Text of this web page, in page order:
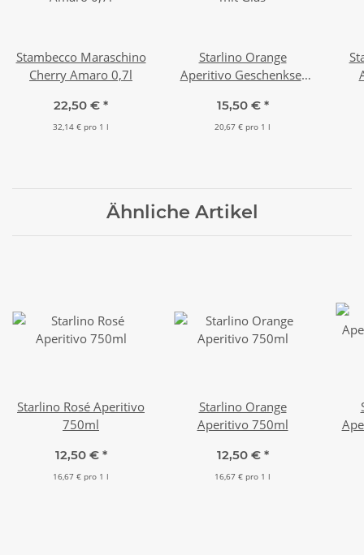
Stambecco Maraschino
Cherry Amaro 0,7l
22,50 € *
32,14 € pro 1 l
Starlino Orange
Aperitivo Geschenkset
15,50 € *
20,67 € pro 1 l
Ähnliche Artikel
Starlino Rosé Aperitivo
750ml
12,50 € *
16,67 € pro 1 l
Starlino Orange
Aperitivo 750ml
12,50 € *
16,67 € pro 1 l